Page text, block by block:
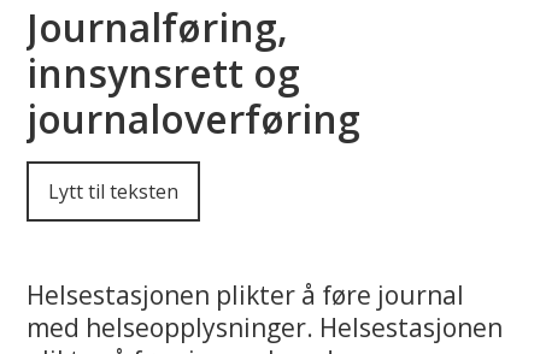
v
d
a
a
her:
Journalføring,
innsynsrett og
journaloverføring
Lytt til teksten
Helsestasjonen plikter å føre journal
med helseopplysninger. Helsestasjonen